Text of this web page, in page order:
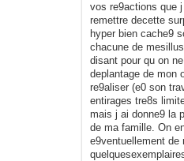
vos re9actions que
remettre decette
hyper bien cache9
chacune de
disant pour qu on
deplantage de mon
re9aliser (e0 son
entirages tre8s
mais j ai donne9 la
de ma famille. On
e9ventuellement de